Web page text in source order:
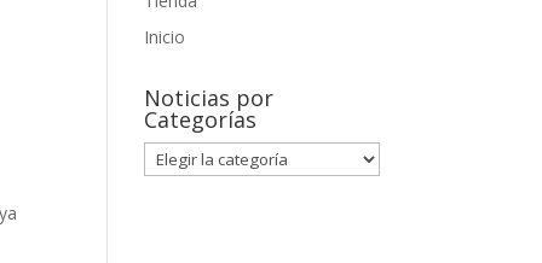
Inicio
Noticias por
Categorías
Noticias
por